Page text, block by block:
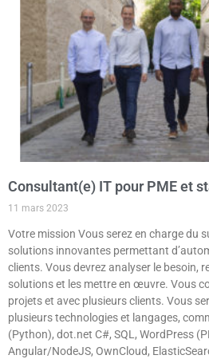
Consultant(e) IT pour PME et
11 mars 2023
Votre mission Vous serez en charge du
solutions innovantes permettant
clients. Vous devrez analyser le besoin,
solutions et les mettre en œuvre. Vous
projets et avec plusieurs clients. Vous
plusieurs technologies et langages,
(Python), dot.net C#, SQL, WordPress
Angular/NodeJS, OwnCloud,